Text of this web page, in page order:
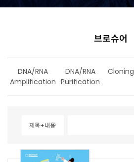
브로슈어
DNA/RNA
Amplification
DNA/RNA
Purification
Cloning
제목+내용